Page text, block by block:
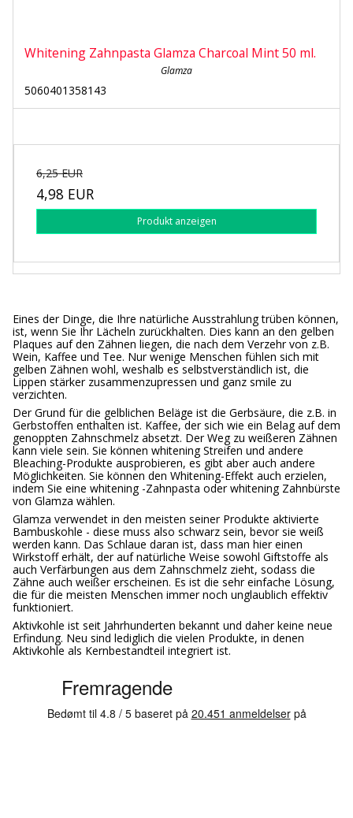
Whitening Zahnpasta Glamza Charcoal Mint 50 ml.
Glamza
5060401358143
6,25 EUR
4,98 EUR
Produkt anzeigen
Eines der Dinge, die Ihre natürliche Ausstrahlung trüben können,
ist, wenn Sie Ihr Lächeln zurückhalten. Dies kann an den gelben
Plaques auf den Zähnen liegen, die nach dem Verzehr von z.B.
Wein, Kaffee und Tee. Nur wenige Menschen fühlen sich mit
gelben Zähnen wohl, weshalb es selbstverständlich ist, die
Lippen stärker zusammenzupressen und ganz smile zu
verzichten.
Der Grund für die gelblichen Beläge ist die Gerbsäure, die z.B. in
Gerbstoffen enthalten ist. Kaffee, der sich wie ein Belag auf dem
genoppten Zahnschmelz absetzt. Der Weg zu weißeren Zähnen
kann viele sein. Sie können whitening Streifen und andere
Bleaching-Produkte ausprobieren, es gibt aber auch andere
Möglichkeiten. Sie können den Whitening-Effekt auch erzielen,
indem Sie eine whitening -Zahnpasta oder whitening Zahnbürste
von Glamza wählen.
Glamza verwendet in den meisten seiner Produkte aktivierte
Bambuskohle - diese muss also schwarz sein, bevor sie weiß
werden kann. Das Schlaue daran ist, dass man hier einen
Wirkstoff erhält, der auf natürliche Weise sowohl Giftstoffe als
auch Verfärbungen aus dem Zahnschmelz zieht, sodass die
Zähne auch weißer erscheinen. Es ist die sehr einfache Lösung,
die für die meisten Menschen immer noch unglaublich effektiv
funktioniert.
Aktivkohle ist seit Jahrhunderten bekannt und daher keine neue
Erfindung. Neu sind lediglich die vielen Produkte, in denen
Aktivkohle als Kernbestandteil integriert ist.